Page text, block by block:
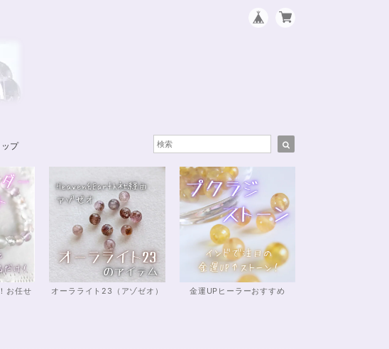
プ
お任せ
オーラライト23（アゾゼオ） 金運UPヒーラーおすすめ